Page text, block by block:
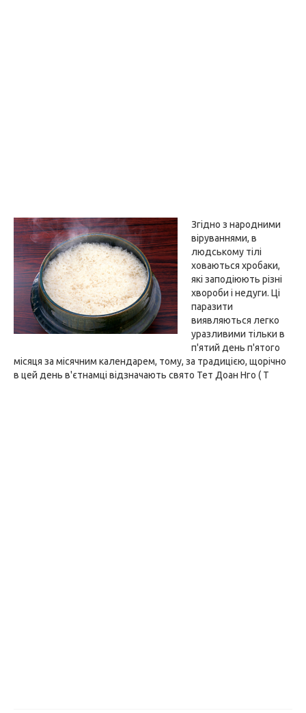
Згідно з народними
віруваннями, в
людському тілі
ховаються хробаки,
які заподіюють різні
хвороби і недуги. Ці
паразити
виявляються легко
уразливими тільки в
п'ятий день п'ятого
місяця за місячним календарем, тому, за традицією, щорічно
в цей день в'єтнамці відзначають свято Тет Доан Нго ( T